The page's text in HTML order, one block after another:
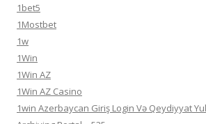
1bet5
1Mostbet
1w
1Win
1Win AZ
1Win AZ Casino
1win Azerbaycan Giriş Login Və Qeydiyyat